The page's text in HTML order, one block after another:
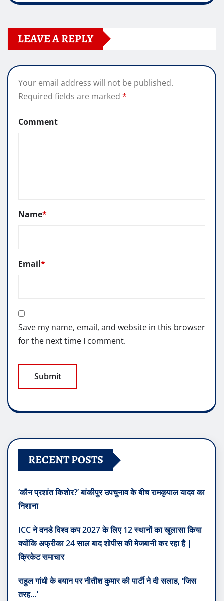
LEAVE A REPLY
Your email address will not be published.
Required fields are marked *
Comment
Name*
Email*
Save my name, email, and website in this browser
for the next time I comment.
RECENT POSTS
‘कौन प्रशांत किशोर?’ बांकीपुर उपचुनाव के बीच रामकृपाल यादव का
निशाना
ICC ने वनडे विश्व कप 2027 के लिए 12 स्थानों का खुलासा किया
क्योंकि अफ्रीका 24 साल बाद शोपीस की मेजबानी कर रहा है |
क्रिकेट समाचार
राहुल गांधी के बयान पर नीतीश कुमार की पार्टी ने दी सलाह, ‘जिस
तरह…’